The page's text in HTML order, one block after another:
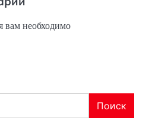
вам необходимо
Поиск